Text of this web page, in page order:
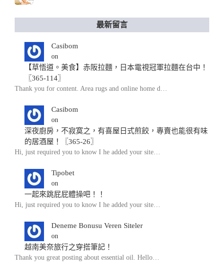
最新留言
Casibom
on
【草悟道。美食】赤阪拉麵，日本電視冠軍拉麵在台中！
〖365-114〗
Thank you for content. Area rugs and online home d…
Casibom
on
深夜廚房，不寂寞之，有喜屋日式煎餃，專賣也能很有味
的居酒屋！〖365-26〗
Hi, just required you to know I he added your site…
Tipobet
on
一起來跳屁屁體操吧！！
Hi, just required you to know I he added your site…
Deneme Bonusu Veren Siteler
on
越南美奈旅行之穿搭筆記！
Thank you great posting about essential oil. Hello…